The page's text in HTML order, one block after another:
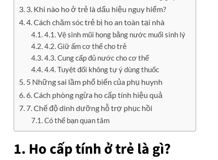
3. Khi nào ho ở trẻ là dấu hiệu nguy hiểm?
4. Cách chăm sóc trẻ bị ho an toàn tại nhà
4.1. Vệ sinh mũi họng bằng nước muối sinh lý
4.2. Giữ ấm cơ thể cho trẻ
4.3. Cung cấp đủ nước cho cơ thể
4.4. Tuyệt đối không tự ý dùng thuốc
5 Những sai lầm phổ biến của phụ huynh
6. Cách phòng ngừa ho cấp tính hiệu quả
7. Chế độ dinh dưỡng hỗ trợ phục hồi
Có thể bạn quan tâm
1. Ho cấp tính ở trẻ là gì?